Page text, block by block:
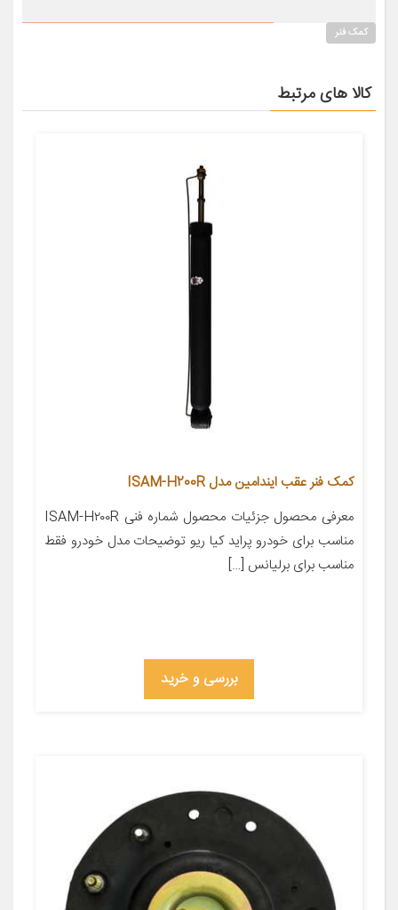
کمک فنر
کالا های مرتبط
کمک فنر عقب ایندامین مدل ISAM-H200R
معرفی محصول جزئیات محصول شماره فنی ISAM-H۲۰۰R
مناسب برای خودرو پراید کیا ریو توضیحات مدل خودرو فقط
مناسب برای برلیانس […]
بررسی و خرید